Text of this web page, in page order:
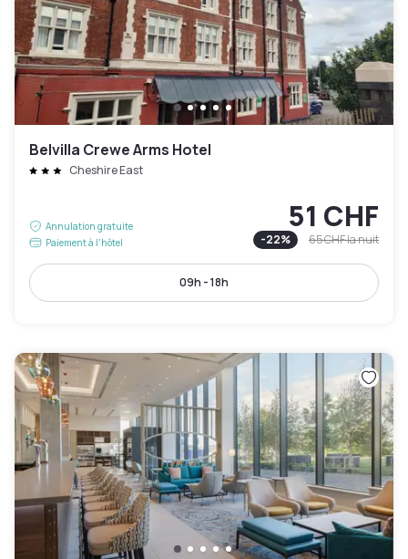
Belvilla Crewe Arms Hotel
Cheshire East
Annulation gratuite
Paiement à l'hôtel
51 CHF
-22% 65 CHFla nuit
09h - 18h